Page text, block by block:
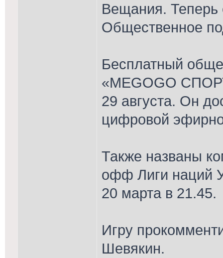
Вещания. Теперь
Общественное
Бесплатный
«MEGOGO
29 августа. Он
цифровой
Также названы
офф Лиги наций
20 марта в 21.45.
Игру
Шевякин.